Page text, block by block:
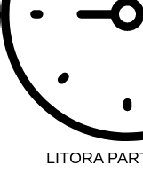
LITORA